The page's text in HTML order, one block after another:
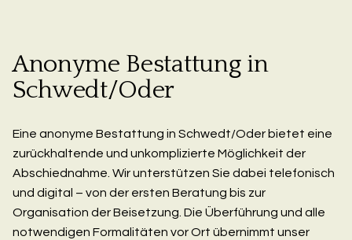
Anonyme Bestattung in
Schwedt/Oder
Eine anonyme Bestattung in Schwedt/Oder bietet eine
zurückhaltende und unkomplizierte Möglichkeit der
Abschiednahme. Wir unterstützen Sie dabei telefonisch
und digital – von der ersten Beratung bis zur
Organisation der Beisetzung. Die Überführung und alle
notwendigen Formalitäten vor Ort übernimmt unser